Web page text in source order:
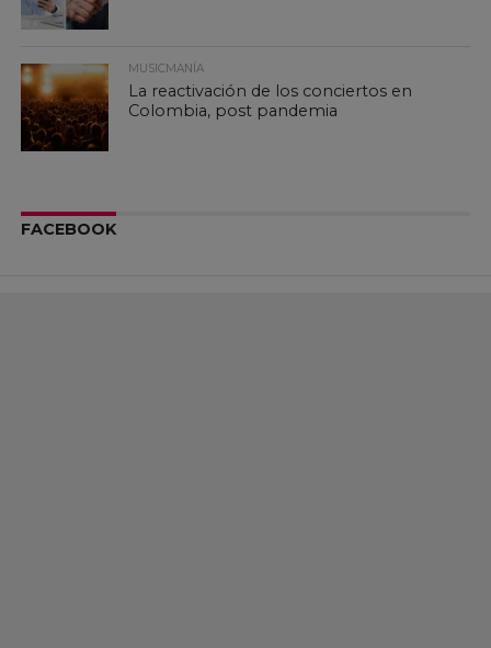
MUSICMANÍA
La reactivación de los conciertos en
Colombia, post pandemia
FACEBOOK